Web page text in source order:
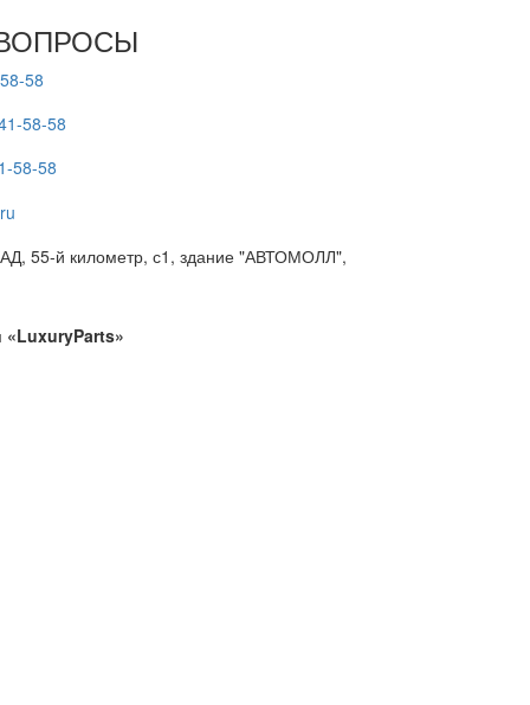
58
58-58
58-58
55-й километр, с1, здание "АВТОМОЛЛ",